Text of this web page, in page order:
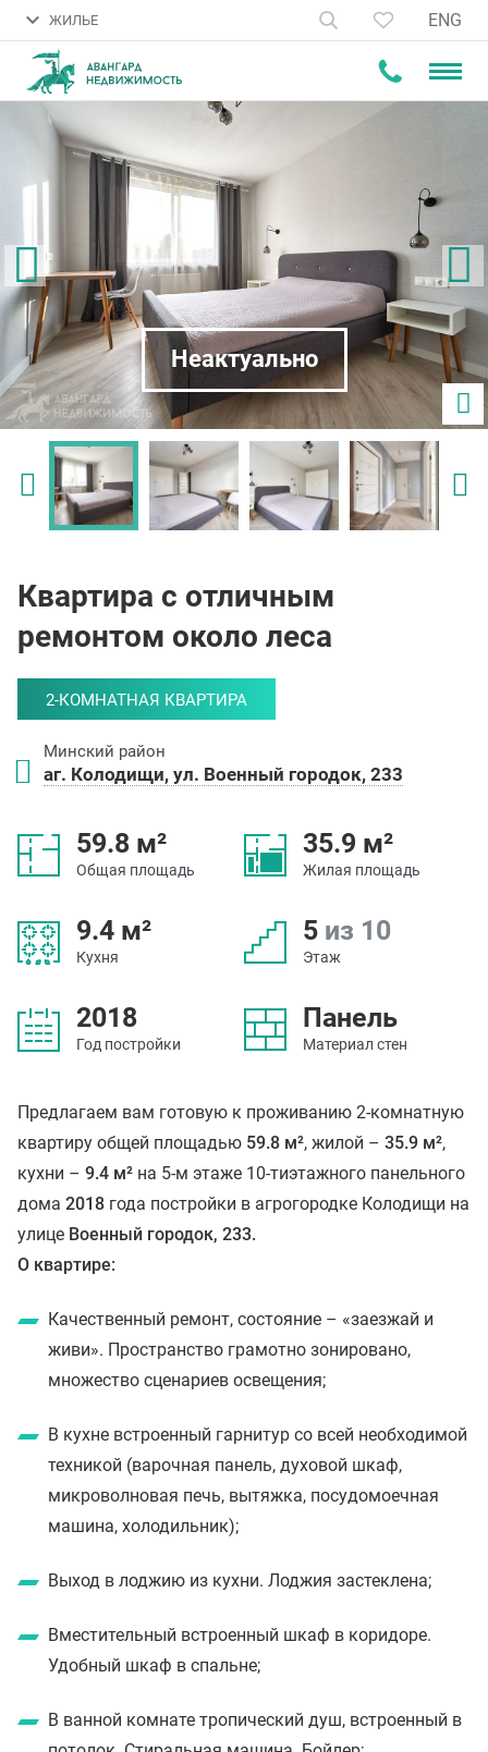
ЖИЛЬЕ ENG
Неактуально
Квартира с отличным
ремонтом около леса
2-КОМНАТНАЯ КВАРТИРА
Минский район
аг. Колодищи, ул. Военный городок, 233
59.8 м²
Общая площадь
35.9 м²
Жилая площадь
9.4 м²
Кухня
5 из 10
Этаж
2018
Год постройки
Панель
Материал стен
Предлагаем вам готовую к проживанию 2-комнатную
квартиру общей площадью 59.8 м², жилой – 35.9 м²,
кухни – 9.4 м² на 5-м этаже 10-тиэтажного панельного
дома 2018 года постройки в агрогородке Колодищи на
улице Военный городок, 233.
О квартире:
Качественный ремонт, состояние – «заезжай и
живи». Пространство грамотно зонировано,
множество сценариев освещения;
В кухне встроенный гарнитур со всей необходимой
техникой (варочная панель, духовой шкаф,
микроволновая печь, вытяжка, посудомоечная
машина, холодильник);
Выход в лоджию из кухни. Лоджия застеклена;
Вместительный встроенный шкаф в коридоре.
Удобный шкаф в спальне;
В ванной комнате тропический душ, встроенный в